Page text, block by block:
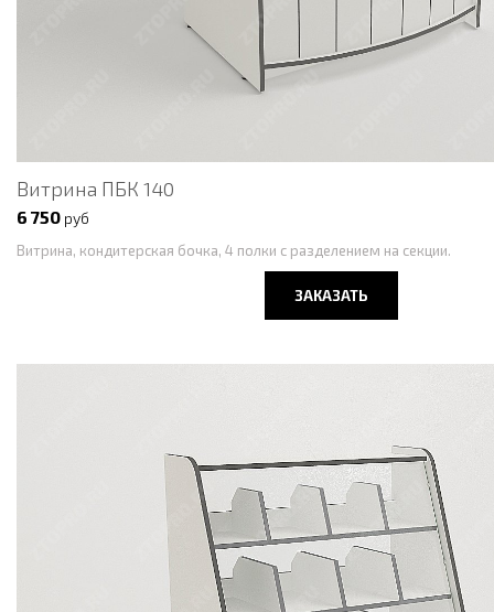
Витрина ПБК 140
6 750 руб
Витрина, кондитерская бочка, 4 полки с разделением на секции.
ЗАКАЗАТЬ